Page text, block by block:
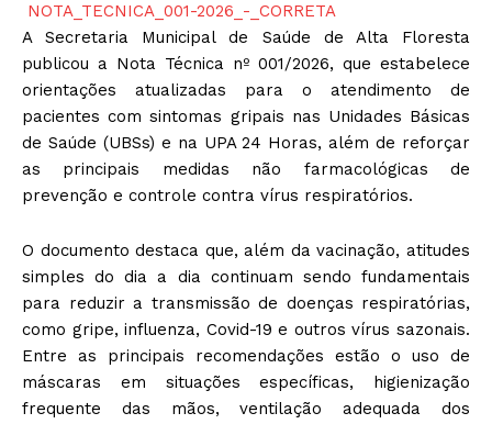
NOTA_TECNICA_001-2026_-_CORRETA
A Secretaria Municipal de Saúde de Alta Floresta
publicou a Nota Técnica nº 001/2026, que estabelece
orientações atualizadas para o atendimento de
pacientes com sintomas gripais nas Unidades Básicas
de Saúde (UBSs) e na UPA 24 Horas, além de reforçar
as principais medidas não farmacológicas de
prevenção e controle contra vírus respiratórios.
O documento destaca que, além da vacinação, atitudes
simples do dia a dia continuam sendo fundamentais
para reduzir a transmissão de doenças respiratórias,
como gripe, influenza, Covid-19 e outros vírus sazonais.
Entre as principais recomendações estão o uso de
máscaras em situações específicas, higienização
frequente das mãos, ventilação adequada dos